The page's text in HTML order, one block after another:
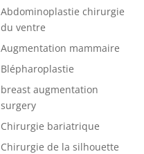
Abdominoplastie chirurgie
du ventre
Augmentation mammaire
Blépharoplastie
breast augmentation
surgery
Chirurgie bariatrique
Chirurgie de la silhouette